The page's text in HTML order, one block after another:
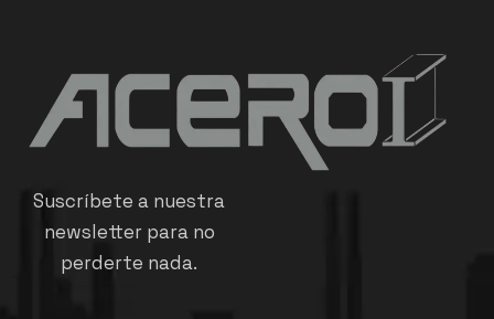
Suscríbete a nuestra
newsletter para no
perderte nada.